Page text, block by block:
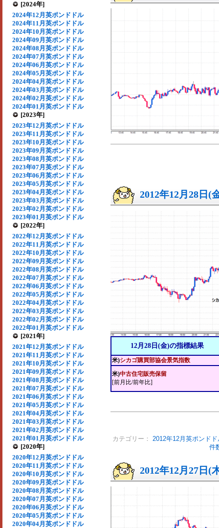
[2024年]
2024年12月英ポンドドル
2024年11月英ポンドドル
2024年10月英ポンドドル
2024年09月英ポンドドル
2024年08月英ポンドドル
2024年07月英ポンドドル
2024年06月英ポンドドル
2024年05月英ポンドドル
2024年04月英ポンドドル
2024年03月英ポンドドル
2024年02月英ポンドドル
2024年01月英ポンドドル
[2023年]
2023年12月英ポンドドル
2023年11月英ポンドドル
2023年10月英ポンドドル
2023年09月英ポンドドル
2023年08月英ポンドドル
2023年07月英ポンドドル
2023年06月英ポンドドル
2023年05月英ポンドドル
2023年04月英ポンドドル
2023年03月英ポンドドル
2023年02月英ポンドドル
2023年01月英ポンドドル
[2022年]
2022年12月英ポンドドル
2022年11月英ポンドドル
2022年10月英ポンドドル
2022年09月英ポンドドル
2022年08月英ポンドドル
2022年07月英ポンドドル
2022年06月英ポンドドル
2022年05月英ポンドドル
2022年04月英ポンドドル
2022年03月英ポンドドル
2022年02月英ポンドドル
2022年01月英ポンドドル
[2021年]
2021年12月英ポンドドル
2021年11月英ポンドドル
2021年10月英ポンドドル
2021年09月英ポンドドル
2021年08月英ポンドドル
2021年07月英ポンドドル
2021年06月英ポンドドル
2021年05月英ポンドドル
2021年04月英ポンドドル
2021年03月英ポンドドル
2021年02月英ポンドドル
2021年01月英ポンドドル
[2020年]
2020年12月英ポンドドル
2020年11月英ポンドドル
2020年10月英ポンドドル
2020年09月英ポンドドル
2020年08月英ポンドドル
2020年07月英ポンドドル
2020年06月英ポンドドル
2020年05月英ポンドドル
2020年04月英ポンドドル
2012年12月28日(
12月28日(金)の指標結果
米)シカゴ購買部協会景気指数
米)中古住宅販売保留
[前月比/前年比]
カテゴリー： 2012年12月英ポンドド
件
2012年12月27日(